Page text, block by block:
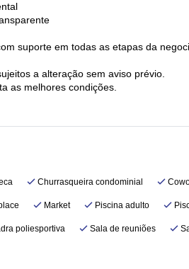
suporte em todas as etapas da
a alteração sem aviso prévio.
as melhores condições.
Churrasqueira condominial
Market Piscina adulto
poliesportiva Sala de reuniões